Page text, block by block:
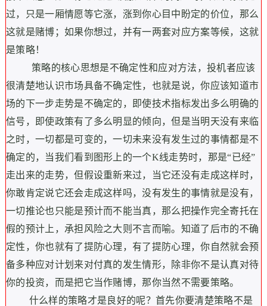
过，只是一厢情愿等它涨，涨到你心目中盼定的价位，那么
这就是赌博；如果你想过，并有一两套对应方案等候，这就
是策略！
策略的核心思想是不确定性和应对方法，投机者应该
很清楚地认识市场具备不确定性，也就是说，你应该知道市
场的下一步走势是不确定的，即使技术指标发出多么明确的
信号，即使政策有了多么明显的倾向，但是当明天没有来临
之时，一切都是可变的，一切未来没有发生过的事情都是不
确定的，当我们看到图形上的一个K线走势时，那是“已经”
走出来的走势，但假设重新来过，当它还没有走成这样时，
你敢肯定说它还会走成这样吗，没有发生的事情就是没有，
一切推论也只能是预计而不能当真，那么把操作完全寄托在
假的预计上，承担风险之大则不言而喻。知道了后市的不确
定性，你也就有了提防心理，有了提防心理，你自然就会预
备多种应对计划来对付真的发生情形，除非你不是认真对待
你的投资，而是把它当作赌博，那你当然不需要策略。
什么样的策略才是良好的呢？首先你要清楚策略不是